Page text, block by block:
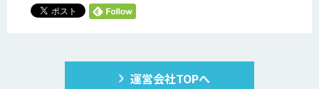
運営会社TOPへ